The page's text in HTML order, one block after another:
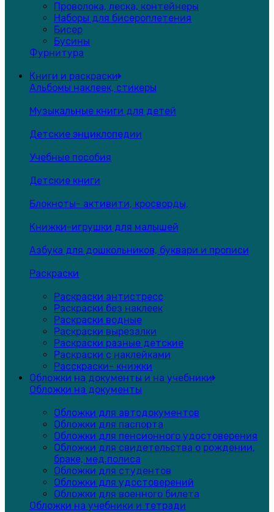
Проволока, леска, контейнеры
Наборы для бисероплетения
Бисер
Бусины
Фурнитура
Книги и раскраски
Альбомы наклеек, стикеры
Музыкальные книги для детей
Детские энциклопедии
Учебные пособия
Детские книги
Блокноты- активити, кросворды,
Книжки-игрушки для малышей
Азбука для дошкольников, буквари и прописи
Раскраски
Раскраски антистресс
Раскраски без наклеек
Раскраски водные
Раскраски вырезалки
Раскраски разные детские
Раскраски с наклейками
Расскраски- книжки
Обложки на документы и на учебники
Обложки на документы
Обложки для автодокументов
Обложки для паспорта
Обложки для пенсионного удостоверения
Обложки для свидетельства о рождении,
браке, мед.полиса
Обложки для студентов
Обложки для удостоверений
Обложки для военного билета
Обложки на учебники и тетради